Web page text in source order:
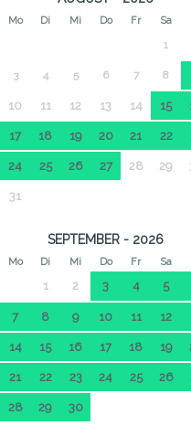
Mo Di Mi Do Fr Sa
1
3 4 5 6 7 8
10 11 12 13 14 15
17 18 19 20 21 22
24 25 26 27 28 29
31
SEPTEMBER - 2026
Mo Di Mi Do Fr Sa
1 2 3 4 5
7 8 9 10 11 12
14 15 16 17 18 19
21 22 23 24 25 26
28 29 30